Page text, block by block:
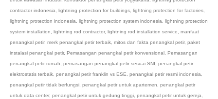
contractor indonesia, lightning protection for buildings, lightning protection for factories,
lightning protection indonesia, lightning protection system indonesia, lightning protection
system installation, lightning rod contractor, lightning rod installation service, manfaat
penangkal petir, merk penangkal petir terbaik, mitos dan fakta penangkal petir, paket
instalasi penangkal petir, Pemasangan penangkal petir konvensional, Pemasangan
penangkal petir rumah, pemasangan penangkal petir sesuai SNI, penangkal petir
elektrostatis terbaik, penangkal petir franklin vs ESE, penangkal petir resmi indonesia,
penangkal petir tidak berfungsi, penangkal petir untuk apartemen, penangkal petir
untuk data center, penangkal petir untuk gedung tinggi, penangkal petir untuk gereja,